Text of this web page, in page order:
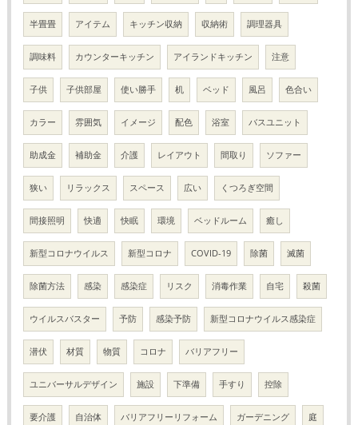
半畳畳 アイテム キッチン収納 収納術 調理器具
調味料 カウンターキッチン アイランドキッチン 注意
子供 子供部屋 使い勝手 机 ベッド 風呂 色合い
カラー 雰囲気 イメージ 配色 浴室 バスユニット
助成金 補助金 介護 レイアウト 間取り ソファー
狭い リラックス スペース 広い くつろぎ空間
間接照明 快適 快眠 環境 ベッドルーム 癒し
新型コロナウイルス 新型コロナ COVID-19 除菌 滅菌
除菌方法 感染 感染症 リスク 消毒作業 自宅 殺菌
ウイルスバスター 予防 感染予防 新型コロナウイルス感染症
潜伏 材質 物質 コロナ バリアフリー
ユニバーサルデザイン 施設 下準備 手すり 控除
要介護 自治体 バリアフリーリフォーム ガーデニング 庭